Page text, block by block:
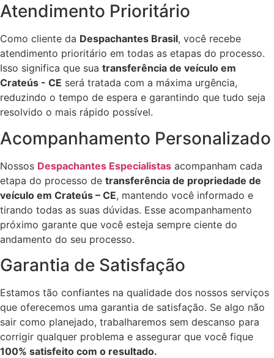
Atendimento Prioritário
Como cliente da Despachantes Brasil, você recebe
atendimento prioritário em todas as etapas do processo.
Isso significa que sua transferência de veículo em
Crateús - CE será tratada com a máxima urgência,
reduzindo o tempo de espera e garantindo que tudo seja
resolvido o mais rápido possível.
Acompanhamento Personalizado
Nossos Despachantes Especialistas acompanham cada
etapa do processo de transferência de propriedade de
veículo em Crateús – CE, mantendo você informado e
tirando todas as suas dúvidas. Esse acompanhamento
próximo garante que você esteja sempre ciente do
andamento do seu processo.
Garantia de Satisfação
Estamos tão confiantes na qualidade dos nossos serviços
que oferecemos uma garantia de satisfação. Se algo não
sair como planejado, trabalharemos sem descanso para
corrigir qualquer problema e assegurar que você fique
100% satisfeito com o resultado.